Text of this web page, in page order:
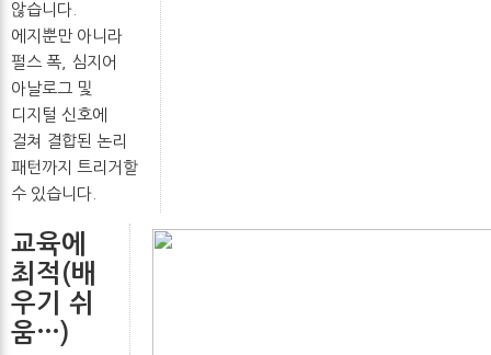
않습니다.
에지뿐만 아니라
펄스 폭, 심지어
아날로그 및
디지털 신호에
걸쳐 결합된 논리
패턴까지 트리거할
수 있습니다.
교육에
최적(배
우기 쉬
움…)